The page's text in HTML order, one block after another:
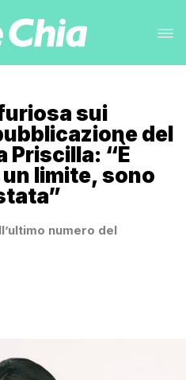
sui
del
Priscilla: “È
limite, sono
numero del